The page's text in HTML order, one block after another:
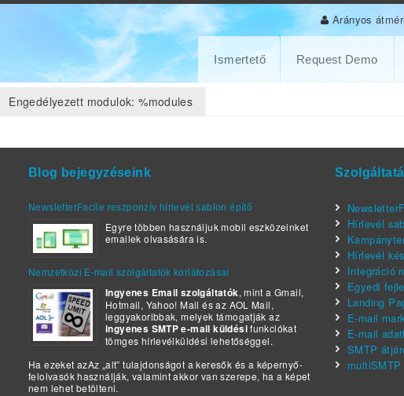
Ismertető Request Demo
Arányos
Engedélyezett modulok: %modules
Blog bejegyzéseink
NewsletterFacile reszponzív hírlevél sablon építő
Egyre többen használjuk mobil eszközeinket
emailek olvasására is.
Nemzetközi E-mail szolgáltatók korlátozásai
Ingyenes Email szolgáltatók, mint a Gmail,
Hotmail, Yahoo! Mail és az AOL Mail,
leggyakoribbak, melyek támogatják az
ingyenes SMTP e-mail küldésifunkciókat
tömges hírlevélküldési lehetőséggel.
Ha ezeket azAz „alt” tulajdonságot a keresők és a képernyő-
felolvasók használják, valamint akkor van szerepe, ha a képet
nem lehet betölteni.
Hírlevél
Hírlevél
Integráció
Egyedi
Landing
E-mail
E-mail
SMTP